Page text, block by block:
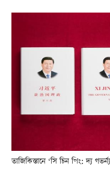
তাজিকিস্তানে ‘সি চিন পিং: দ্য